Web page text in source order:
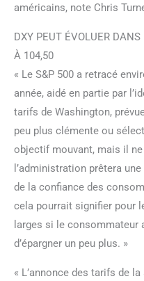
américains, note Chris
DXY PEUT ÉVOLUER
À 104,50
« Le S&P 500 a retracé
année, aidé en partie par
tarifs de Washington,
peu plus clémente ou
objectif mouvant, mais il
l’administration prêtera
de la confiance des
cela pourrait signifier pour
larges si le
d’épargner un peu plus. »
« L’annonce des tarifs de